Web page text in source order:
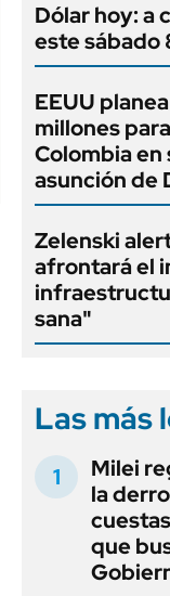
Dólar hoy: a
este sábado
EEUU
millones
Colombia
asunción de
Zelenski
afrontará el
sana"
Las más
Milei
la
que